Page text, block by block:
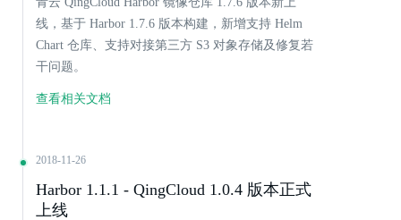
线，基于 Harbor 1.7.6 版本构建，新增支持 Helm
Chart 仓库、支持对接第三方 S3 对象存储及修复若
干问题。
查看相关文档
2018-11-26
Harbor 1.1.1 - QingCloud 1.0.4 版本正式
上线